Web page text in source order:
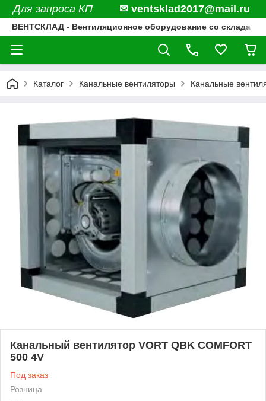
Для запроса КП ✉ ventsklad2017@mail.ru
ВЕНТСКЛАД - Вентиляционное оборудование со склада
Каталог Канальные вентиляторы Канальные
Канальный вентилятор VORT QBK COMFORT
500 4V
Под заказ
Розница